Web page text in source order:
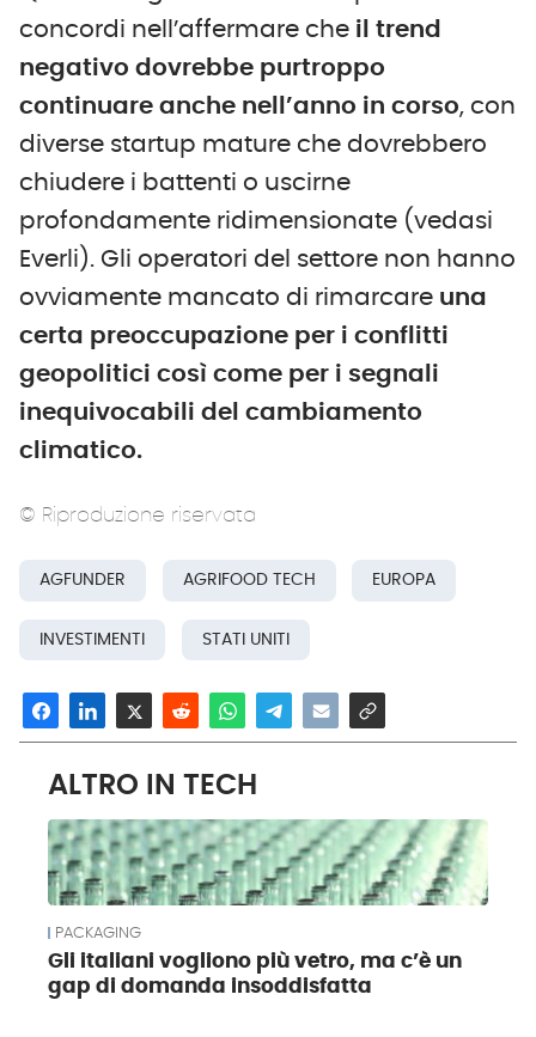
concordi nell’affermare che il trend
negativo dovrebbe purtroppo
continuare anche nell’anno in corso, con
diverse startup mature che dovrebbero
chiudere i battenti o uscirne
profondamente ridimensionate (vedasi
Everli). Gli operatori del settore non hanno
ovviamente mancato di rimarcare una
certa preoccupazione per i conflitti
geopolitici così come per i segnali
inequivocabili del cambiamento
climatico.
© Riproduzione riservata
AGFUNDER AGRIFOOD TECH EUROPA
INVESTIMENTI STATI UNITI
ALTRO IN TECH
PACKAGING
Gli italiani vogliono più vetro, ma c’è un
gap di domanda insoddisfatta